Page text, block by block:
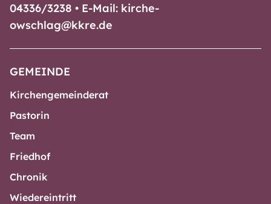
04336/3238 • E-Mail: kirche-
owschlag@kkre.de
GEMEINDE
Kirchengemeinderat
Pastorin
Team
Friedhof
Chronik
Wiedereintritt